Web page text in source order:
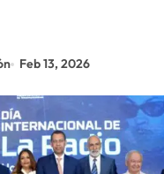
Feb 13, 2026